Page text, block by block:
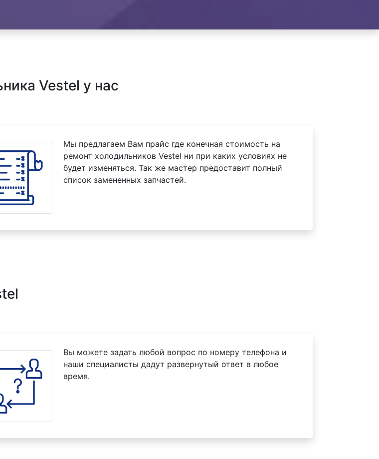
Vestel у нас
Мы предлагаем Вам прайс где конечная стоимость на
ремонт холодильников Vestel ни при каких условиях не
будет изменяться. Так же мастер предоставит полный
список замененных запчастей.
Вы можете задать любой вопрос по номеру телефона и
наши специалисты дадут развернутый ответ в любое
время.